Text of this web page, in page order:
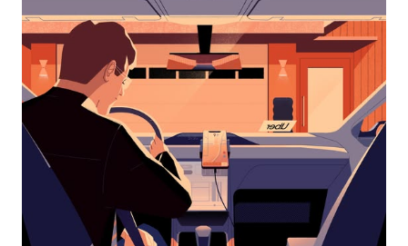
o
calendário
selecionar
uma
data.
Prima
o
botão
o
calendário.